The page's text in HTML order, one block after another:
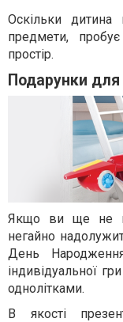
Оскільки дитина
предмети,
простір.
Подарунки для
Якщо ви ще не
негайно
День
індивідуальної
однолітками.
В якості